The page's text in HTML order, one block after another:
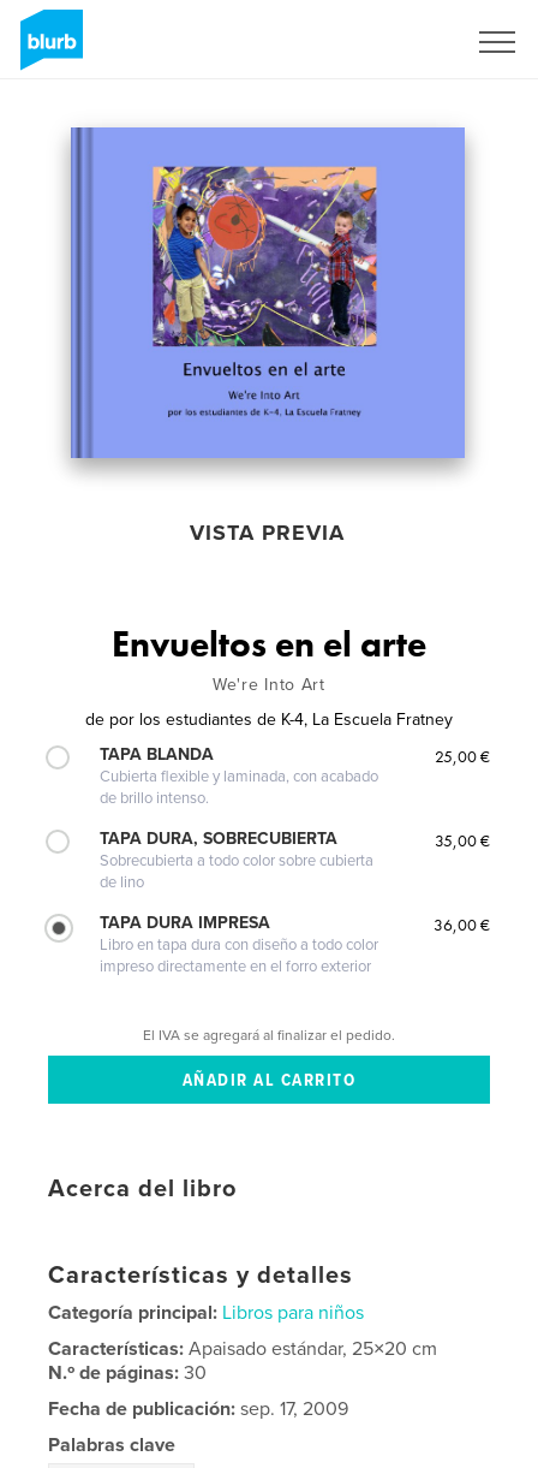
VISTA PREVIA
Envueltos en el arte
We're Into Art
de por los estudiantes de K-4, La Escuela Fratney
TAPA BLANDA
Cubierta flexible y laminada, con acabado
de brillo intenso.
25,00 €
TAPA DURA, SOBRECUBIERTA
Sobrecubierta a todo color sobre cubierta
de lino
35,00 €
TAPA DURA IMPRESA
Libro en tapa dura con diseño a todo color
impreso directamente en el forro exterior
36,00 €
El IVA se agregará al finalizar el pedido.
Acerca del libro
Características y detalles
Categoría principal: Libros para niños
Características:Apaisado estándar, 25×20 cm
N.º de páginas:30
Fecha de publicación: sep. 17, 2009
Palabras clave